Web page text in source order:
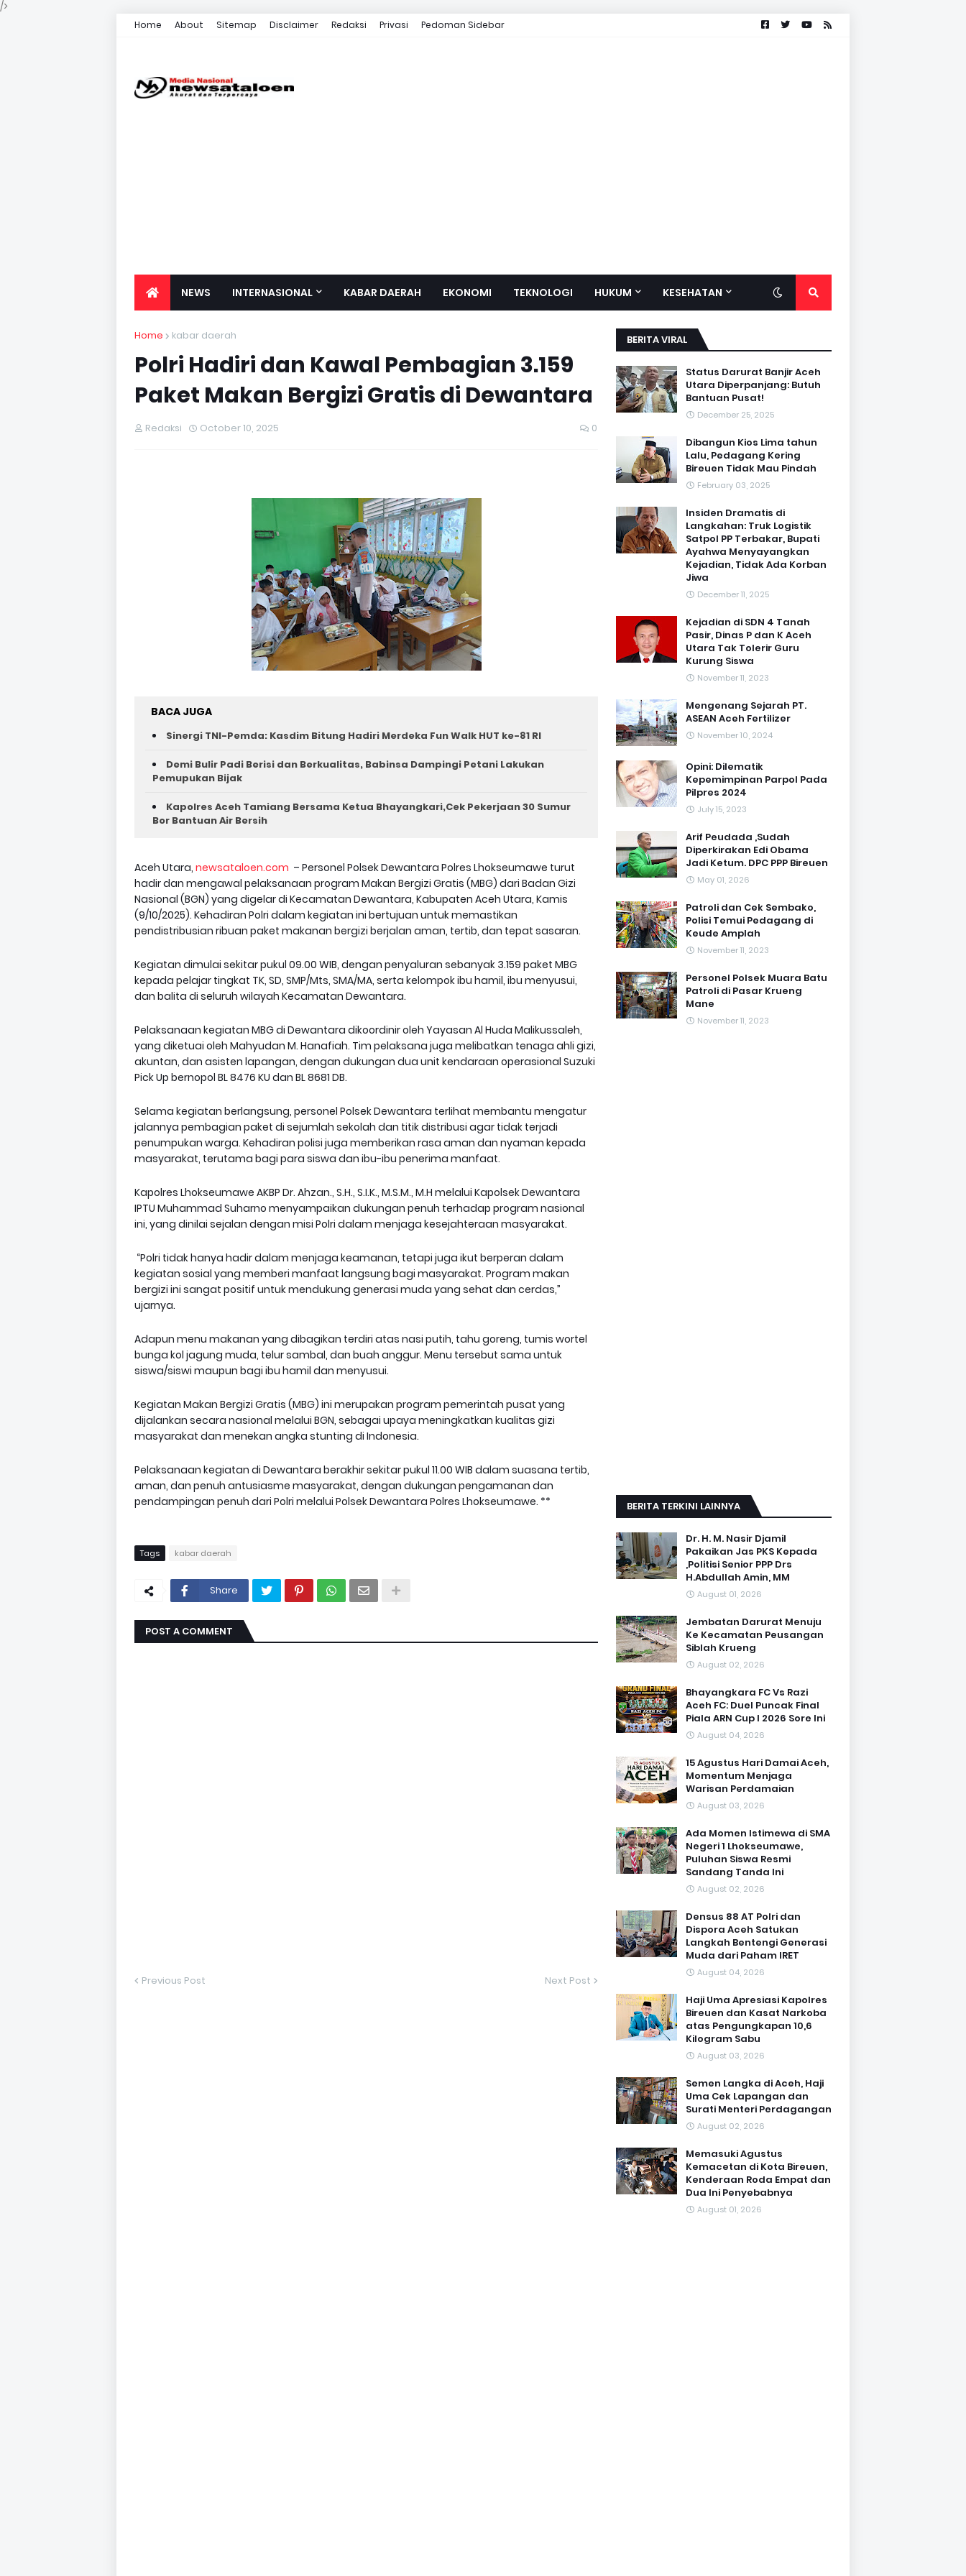
/>
Home About Sitemap Disclaimer Redaksi Privasi Pedoman Sidebar
NEWS INTERNASIONAL KABAR DAERAH EKONOMI TEKNOLOGI HUKUM KESEHATAN
Home kabar daerah
Polri Hadiri dan Kawal Pembagian 3.159
Paket Makan Bergizi Gratis di Dewantara
Redaksi October 10, 2025 0
BACA JUGA
Sinergi TNI-Pemda: Kasdim Bitung Hadiri Merdeka Fun Walk HUT ke-81 RI
Demi Bulir Padi Berisi dan Berkualitas, Babinsa Dampingi Petani Lakukan
Pemupukan Bijak
Kapolres Aceh Tamiang Bersama Ketua Bhayangkari,Cek Pekerjaan 30 Sumur
Bor Bantuan Air Bersih
Aceh Utara, newsataloen.com – Personel Polsek Dewantara Polres Lhokseumawe turut
hadir dan mengawal pelaksanaan program Makan Bergizi Gratis (MBG) dari Badan Gizi
Nasional (BGN) yang digelar di Kecamatan Dewantara, Kabupaten Aceh Utara, Kamis
(9/10/2025). Kehadiran Polri dalam kegiatan ini bertujuan untuk memastikan
pendistribusian ribuan paket makanan bergizi berjalan aman, tertib, dan tepat sasaran.
Kegiatan dimulai sekitar pukul 09.00 WIB, dengan penyaluran sebanyak 3.159 paket MBG
kepada pelajar tingkat TK, SD, SMP/Mts, SMA/MA, serta kelompok ibu hamil, ibu menyusui,
dan balita di seluruh wilayah Kecamatan Dewantara.
Pelaksanaan kegiatan MBG di Dewantara dikoordinir oleh Yayasan Al Huda Malikussaleh,
yang diketuai oleh Mahyudan M. Hanafiah. Tim pelaksana juga melibatkan tenaga ahli gizi,
akuntan, dan asisten lapangan, dengan dukungan dua unit kendaraan operasional Suzuki
Pick Up bernopol BL 8476 KU dan BL 8681 DB.
Selama kegiatan berlangsung, personel Polsek Dewantara terlihat membantu mengatur
jalannya pembagian paket di sejumlah sekolah dan titik distribusi agar tidak terjadi
penumpukan warga. Kehadiran polisi juga memberikan rasa aman dan nyaman kepada
masyarakat, terutama bagi para siswa dan ibu-ibu penerima manfaat.
Kapolres Lhokseumawe AKBP Dr. Ahzan., S.H., S.I.K., M.S.M., M.H melalui Kapolsek Dewantara
IPTU Muhammad Suharno menyampaikan dukungan penuh terhadap program nasional
ini, yang dinilai sejalan dengan misi Polri dalam menjaga kesejahteraan masyarakat.
“Polri tidak hanya hadir dalam menjaga keamanan, tetapi juga ikut berperan dalam
kegiatan sosial yang memberi manfaat langsung bagi masyarakat. Program makan
bergizi ini sangat positif untuk mendukung generasi muda yang sehat dan cerdas,”
ujarnya.
Adapun menu makanan yang dibagikan terdiri atas nasi putih, tahu goreng, tumis wortel
bunga kol jagung muda, telur sambal, dan buah anggur. Menu tersebut sama untuk
siswa/siswi maupun bagi ibu hamil dan menyusui.
Kegiatan Makan Bergizi Gratis (MBG) ini merupakan program pemerintah pusat yang
dijalankan secara nasional melalui BGN, sebagai upaya meningkatkan kualitas gizi
masyarakat dan menekan angka stunting di Indonesia.
Pelaksanaan kegiatan di Dewantara berakhir sekitar pukul 11.00 WIB dalam suasana tertib,
aman, dan penuh antusiasme masyarakat, dengan dukungan pengamanan dan
pendampingan penuh dari Polri melalui Polsek Dewantara Polres Lhokseumawe. **
Tags kabar daerah
Share
POST A COMMENT
Previous Post Next Post
BERITA VIRAL
Status Darurat Banjir Aceh
Utara Diperpanjang: Butuh
Bantuan Pusat!
December 25, 2025
Dibangun Kios Lima tahun
Lalu, Pedagang Kering
Bireuen Tidak Mau Pindah
February 03, 2025
Insiden Dramatis di
Langkahan: Truk Logistik
Satpol PP Terbakar, Bupati
Ayahwa Menyayangkan
Kejadian, Tidak Ada Korban
Jiwa
December 11, 2025
Kejadian di SDN 4 Tanah
Pasir, Dinas P dan K Aceh
Utara Tak Tolerir Guru
Kurung Siswa
November 11, 2023
Mengenang Sejarah PT.
ASEAN Aceh Fertilizer
November 10, 2024
Opini: Dilematik
Kepemimpinan Parpol Pada
Pilpres 2024
July 15, 2023
Arif Peudada ,Sudah
Diperkirakan Edi Obama
Jadi Ketum. DPC PPP Bireuen
May 01, 2026
Patroli dan Cek Sembako,
Polisi Temui Pedagang di
Keude Amplah
November 11, 2023
Personel Polsek Muara Batu
Patroli di Pasar Krueng
Mane
November 11, 2023
BERITA TERKINI LAINNYA
Dr. H. M. Nasir Djamil
Pakaikan Jas PKS Kepada
,Politisi Senior PPP Drs
H.Abdullah Amin, MM
August 01, 2026
Jembatan Darurat Menuju
Ke Kecamatan Peusangan
Siblah Krueng
August 02, 2026
Bhayangkara FC Vs Razi
Aceh FC: Duel Puncak Final
Piala ARN Cup I 2026 Sore Ini
August 04, 2026
15 Agustus Hari Damai Aceh,
Momentum Menjaga
Warisan Perdamaian
August 03, 2026
Ada Momen Istimewa di SMA
Negeri 1 Lhokseumawe,
Puluhan Siswa Resmi
Sandang Tanda Ini
August 02, 2026
Densus 88 AT Polri dan
Dispora Aceh Satukan
Langkah Bentengi Generasi
Muda dari Paham IRET
August 04, 2026
Haji Uma Apresiasi Kapolres
Bireuen dan Kasat Narkoba
atas Pengungkapan 10,6
Kilogram Sabu
August 03, 2026
Semen Langka di Aceh, Haji
Uma Cek Lapangan dan
Surati Menteri Perdagangan
August 02, 2026
Memasuki Agustus
Kemacetan di Kota Bireuen,
Kenderaan Roda Empat dan
Dua Ini Penyebabnya
August 01, 2026